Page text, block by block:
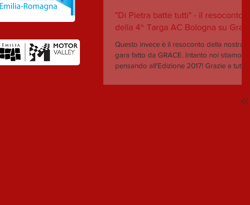
"Di Pietra batte tutti" - il resoconto
della 4^ Targa AC Bologna su Grace
Questo invece è il resoconto della nostra
gara fatto da GRACE. Intanto noi stiamo già
pensando all'Edizione 2017! Grazie a tutti e